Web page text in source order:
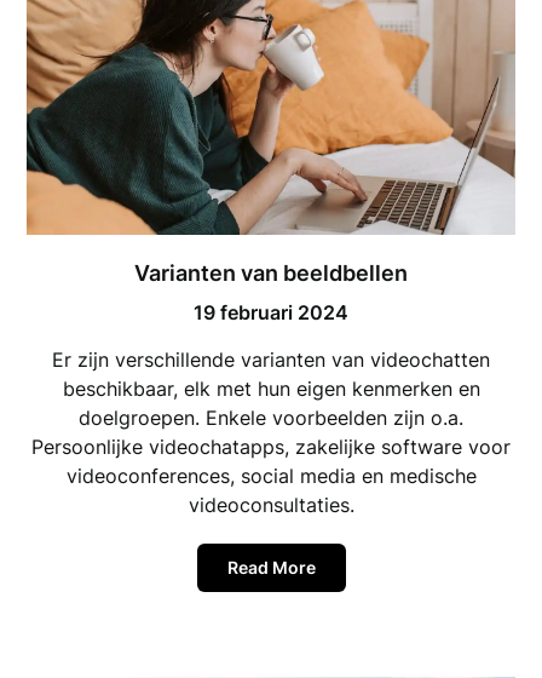
Varianten van beeldbellen
19 februari 2024
Er zijn verschillende varianten van videochatten
beschikbaar, elk met hun eigen kenmerken en
doelgroepen. Enkele voorbeelden zijn o.a.
Persoonlijke videochatapps, zakelijke software voor
videoconferences, social media en medische
videoconsultaties.
Read More